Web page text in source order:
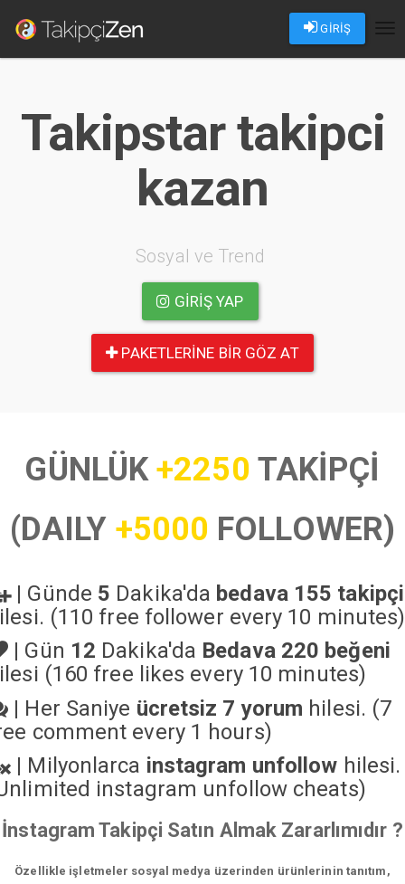
GİRİŞ
Takipstar takipci
kazan
Sosyal ve Trend
GIRIŞ YAP
PAKETLERINE BIR GÖZ AT
GÜNLÜK+2250 TAKİPÇİ
(DAILY +5000 FOLLOWER)
| Günde 5 Dakika'da bedava 155 takipçi
(110 free follower every 10 minutes)
| Gün 12 Dakika'da Bedava 220 beğeni
(160 free likes every 10 minutes)
| Her Saniye ücretsiz 7 yorum hilesi. (7
comment every 1 hours)
| Milyonlarca instagram unfollow hilesi.
instagram unfollow cheats)
İnstagram Takipçi Satın Almak Zararlımıdır ?
Özellikle işletmeler sosyal medya üzerinden ürünlerinin tanıtım,